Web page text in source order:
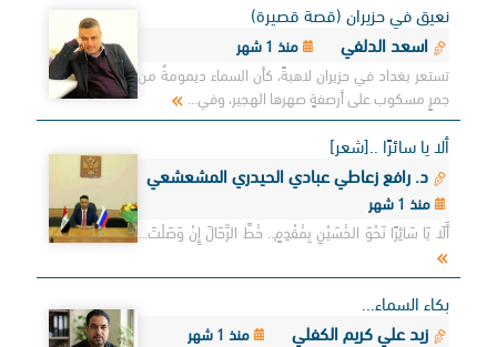
نعيق في حزيران (قصة قصيرة)
اسعد الدلفي
منذ 1 شهر
تستعر بغداد في حزيران لاهبةً، كأن السماء ديمومةٌ من
جمرٍ مسكوب على أرصفةٍ صهرها الهجير، وفي...
ألا يا سائرًا ..[شعر]
د. رافع زعاطي عبادي الحيدري المشعشعي
منذ 1 شهر
أَلَا يَا سَائِرًا نَحْوَ الحُسَيْنِ بِمُقْدِمٍ.. حُطَّ الرِّحَالَ إِنْ وَصَلْتَ...
بكاء السماء...
زيد علي كريم الكفلي
منذ 1 شهر